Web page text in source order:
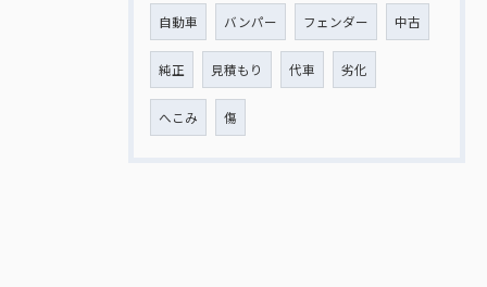
自動車 バンパー フェンダー 中古
純正 見積もり 代車 劣化
へこみ 傷